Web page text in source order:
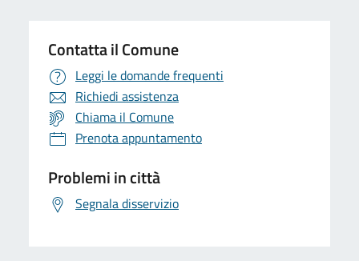
Contatta il Comune
Leggi le domande frequenti
Richiedi assistenza
Chiama il Comune
Prenota appuntamento
Problemi in città
Segnala disservizio